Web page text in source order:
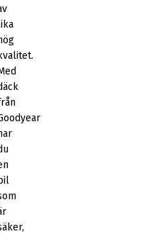
hög
kvalitet.
har
bil